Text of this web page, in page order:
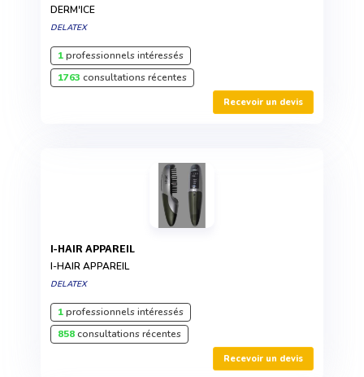
DERM'ICE
DELATEX
1professionnels intéressés
1763 consultations récentes
Recevoir un devis
I-HAIR APPAREIL
I-HAIR APPAREIL
DELATEX
1professionnels intéressés
858consultations récentes
Recevoir un devis